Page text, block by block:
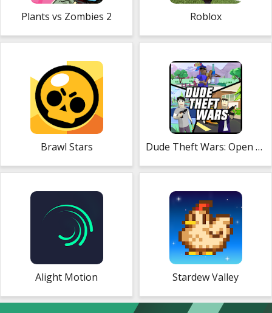
Plants vs Zombies 2 Roblox
Brawl Stars Dude Theft Wars: Open World Sandbox Simulator
Alight Motion Stardew Valley